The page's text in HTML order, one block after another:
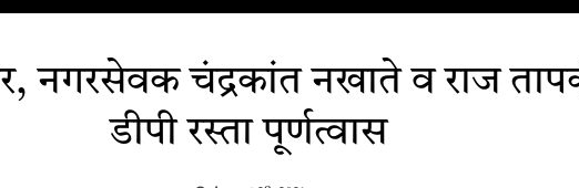
नगरसेवक चंद्रकांत नखाते व राज
डीपी रस्ता पूर्णत्वास